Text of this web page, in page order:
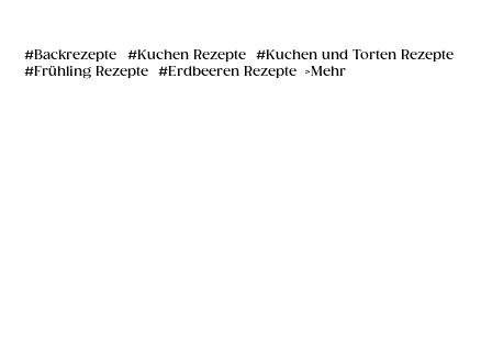
Backrezepte Kuchen Rezepte
Kuchen und Torten Rezepte
Frühling Rezepte
Erdbeeren Rezepte Mehr